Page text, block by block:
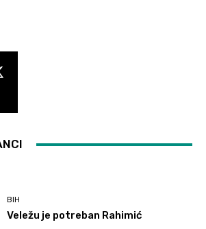
BIH
Veležu je potreban Rahimić